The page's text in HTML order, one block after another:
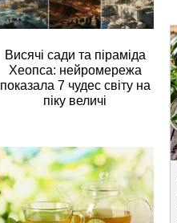
Висячі сади та піраміда
Хеопса: нейромережа
показала 7 чудес світу на
піку величі